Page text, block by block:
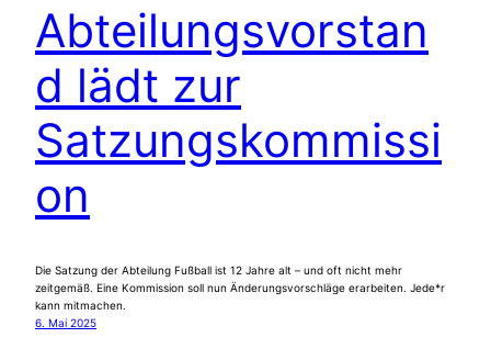
Abteilungsvorstan
d lädt zur
Satzungskommissi
on
Die Satzung der Abteilung Fußball ist 12 Jahre alt – und oft nicht mehr
zeitgemäß. Eine Kommission soll nun Änderungsvorschläge erarbeiten. Jede*r
kann mitmachen.
6. Mai 2025